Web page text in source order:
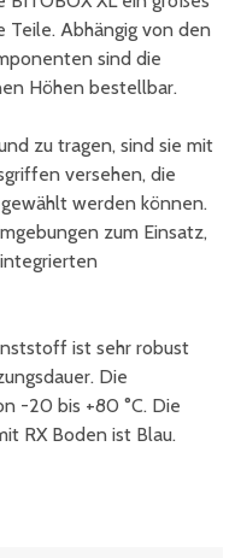
Teile. Abhängig von den
sind die
Höhen bestellbar.
zu tragen, sind sie mit
versehen, die
werden können.
zum Einsatz,
ist sehr robust
Die
-20 bis +80 °C. Die
RX Boden ist Blau.